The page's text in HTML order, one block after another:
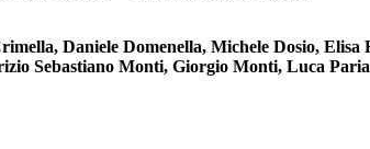
Daniele Domenella, Michele Dosio, Elisa
Sebastiano Monti, Giorgio Monti, Luca